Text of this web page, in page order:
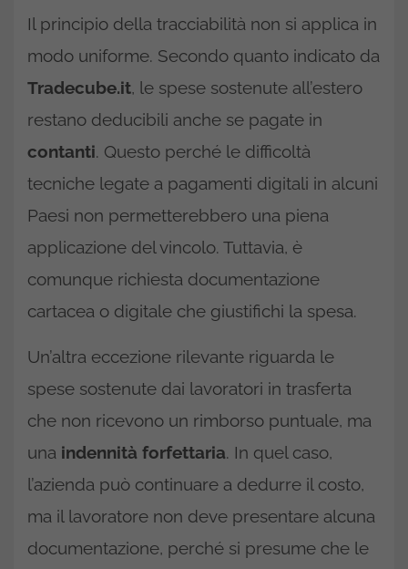
Il principio della tracciabilità non si applica in
modo uniforme. Secondo quanto indicato da
Tradecube.it, le spese sostenute all’estero
restano deducibili anche se pagate in
contanti. Questo perché le difficoltà
tecniche legate a pagamenti digitali in alcuni
Paesi non permetterebbero una piena
applicazione del vincolo. Tuttavia, è
comunque richiesta documentazione
cartacea o digitale che giustifichi la spesa.
Un’altra eccezione rilevante riguarda le
spese sostenute dai lavoratori in trasferta
che non ricevono un rimborso puntuale, ma
una indennità forfettaria. In quel caso,
l’azienda può continuare a dedurre il costo,
ma il lavoratore non deve presentare alcuna
documentazione, perché si presume che le